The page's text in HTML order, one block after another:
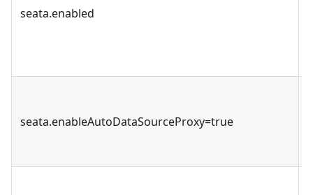
seata.enabled
seata.enableAutoDataSourceProxy=true